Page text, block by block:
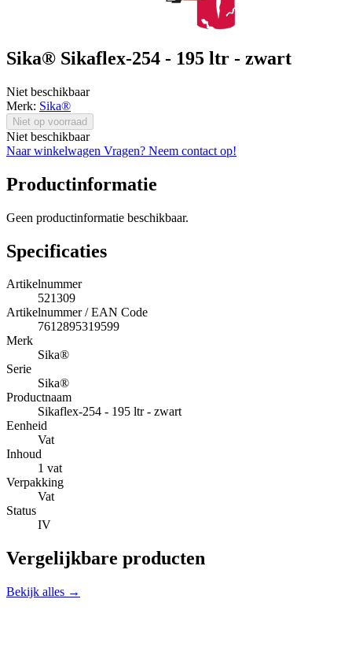
Sika® Sikaflex-254 - 195 ltr - zwart
Niet beschikbaar
Merk: Sika®
Niet op voorraad
Niet beschikbaar
Naar winkelwagen Vragen? Neem contact op!
Productinformatie
Geen productinformatie beschikbaar.
Specificaties
Artikelnummer
521309
Artikelnummer / EAN Code
7612895319599
Merk
Sika®
Serie
Sika®
Productnaam
Sikaflex-254 - 195 ltr - zwart
Eenheid
Vat
Inhoud
1 vat
Verpakking
Vat
Status
IV
Vergelijkbare producten
Bekijk alles →